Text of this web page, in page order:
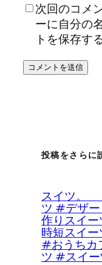
次回のコメ
ーに自分の
トを保存する
投稿をさらに
スイ
ツ #デザ
作りスイ
時短スイ
#おうちカ
ツ #スイ